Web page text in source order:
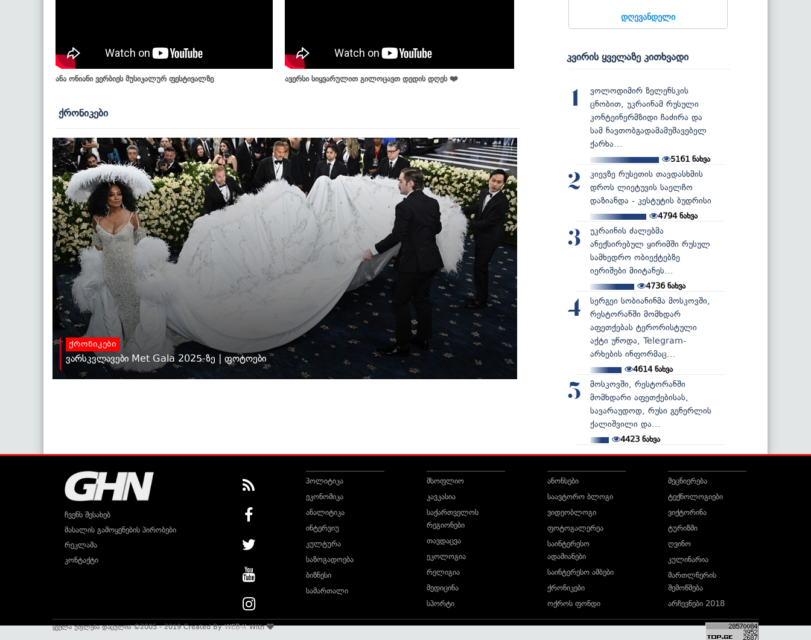
ანა ონიანი ვერბიეს მუსიკალურ ფესტივალზე ავერსი სიყვარულით გილოცავთ დედის დღეს ❤️
ქრონიკები
ქრონიკები
ვარსკვლავები Met Gala 2025-ზე | ფოტოები
დღევანდელი
კვირის ყველაზე კითხვადი
1
ვოლოდიმირ ზელენსკის
ცნობით, უკრაინამ რუსული
კონტეინერმზიდი ჩაძირა და
სამ ნავთობგადამამუშავებელ
ქარხა...
5161 ნახვა
2
კიევზე რუსეთის თავდასხმის
დროს ლიეტუვის საელჩო
დაზიანდა - კესტუტის ბუდრისი
4794ნახვა
3
უკრაინის ძალებმა
ანექსირებულ ყირიმში რუსულ
სამხედრო ობიექტებზე
იერიშები მიიტანეს...
4736ნახვა
4
სერგეი სობიანინმა მოსკოვში,
რესტორანში მომხდარ
აფეთქებას ტერორისტული
აქტი უწოდა, Telegram-
არხების ინფორმაც...
4614ნახვა
5
მოსკოვში, რესტორანში
მომხდარი აფეთქებისას,
სავარაუდოდ, რუსი გენერლის
ქალიშვილი და...
4423 ნახვა
ჩვენს შესახებ
მასალის გამოყენების პირობები
რეკლამა
კონტაქტი
პოლიტიკა
ეკონომიკა
ანალიტიკა
ინტერვიუ
კულტურა
საზოგადოება
ბიზნესი
სამართალი
მსოფლიო
კავკასია
საქართველოს
რეგიონები
თავდაცვა
ეკოლოგია
რელიგია
მედიცინა
სპორტი
ანონსები
საავტორო ბლოგი
ვიდეობლოგი
ფოტოგალერეა
საინტერესო
ადამიანები
საინტერესო ამბები
ქრონიკები
ოქროს ფონდი
მეცნიერება
ტექნოლოგიები
ვიქტორინა
ტურიზმი
ღვინო
კულინარია
მართლწერის
შემოწმება
არჩევნები 2018
ყველა უფლება დაცულია ©2005 - 2019 Created ByWEB-XWith